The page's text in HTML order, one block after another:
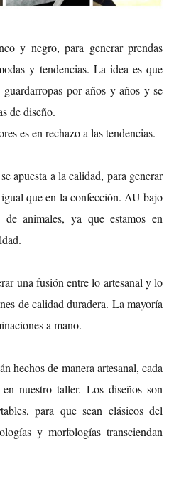
y negro, para generar prendas
y tendencias. La idea es que
por años y años y se
de diseño.
es en rechazo a las tendencias.
apuesta a la calidad, para generar
que en la confección. AU bajo
animales, ya que estamos en
una fusión entre lo artesanal y lo
de calidad duradera. La mayoría
a mano.
hechos de manera artesanal, cada
nuestro taller. Los diseños son
para que sean clásicos del
y morfologías transciendan